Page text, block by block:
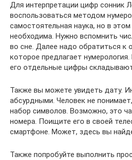
Для интерпретации цифр сонник
воспользоваться методом
самостоятельная наука, но в
необходима. Нужно вспомнить
во сне. Далее надо обратиться к
которое предлагает
его отдельные цифры
Также вы можете увидеть дату.
абсурдными. Человек не
набор символов. Возможно, это
номера. Поищите его в своей
смартфоне. Может, здесь вы
Также попробуйте выполнить